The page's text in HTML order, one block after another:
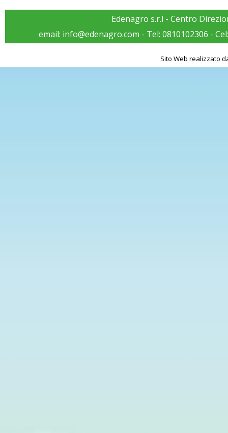
Edenagro s.r.l - Centro
email: info@edenagro.com - Tel: 0810102306 -
Sito Web realizzato